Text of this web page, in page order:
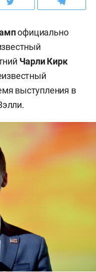
официально
Чарли Кирк
выступления в